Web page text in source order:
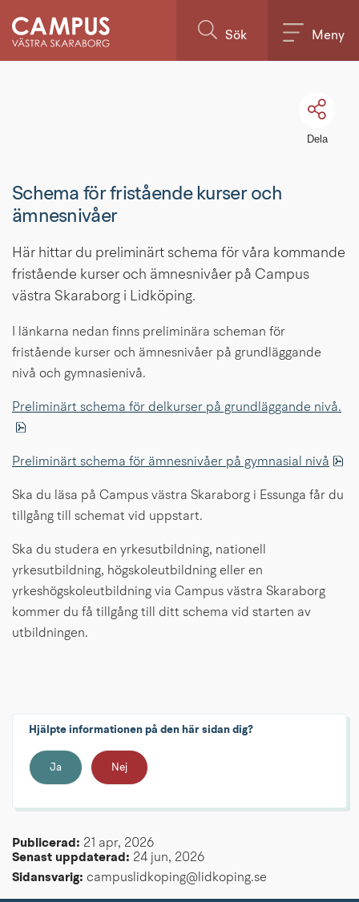
Sök Meny
Dela
Schema för fristående kurser och
ämnesnivåer
Här hittar du preliminärt schema för våra kommande
fristående kurser och ämnesnivåer på Campus
västra Skaraborg i Lidköping.
I länkarna nedan finns preliminära scheman för
fristående kurser och ämnesnivåer på grundläggande
nivå och gymnasienivå.
Preliminärt schema för delkurser på grundläggande nivå.
Preliminärt schema för ämnesnivåer på gymnasial nivå
Ska du läsa på Campus västra Skaraborg i Essunga får du
tillgång till schemat vid uppstart.
Ska du studera en yrkesutbildning, nationell
yrkesutbildning, högskoleutbildning eller en
yrkeshögskoleutbildning via Campus västra Skaraborg
kommer du få tillgång till ditt schema vid starten av
utbildningen.
Hjälpte informationen på den här sidan dig?
Ja Nej
Publicerad: 21 apr, 2026
Senast uppdaterad: 24 jun, 2026
Sidansvarig: campuslidkoping@lidkoping.se